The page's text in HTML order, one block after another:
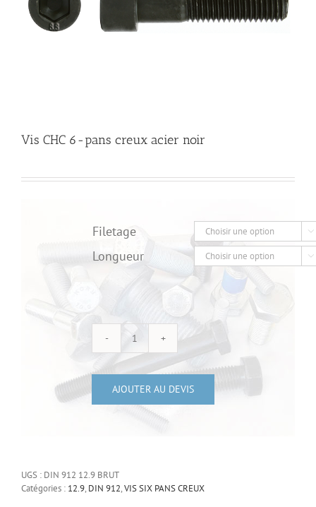
Vis CHC 6-pans creux acier noir
Filetage 
Longueur 
quantité
Vis
CHC
AJOUTER AU DEVIS
UGS : DIN 912 12.9 BRUT
Catégories : 12.9, DIN 912,VIS SIX PANS CREUX